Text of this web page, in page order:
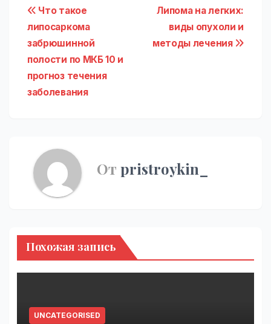
Навигация
по
записям
Липома на легких:
виды опухоли и
методы лечения
Что такое
липосаркома
забрюшинной
полости по МКБ 10 и
прогноз течения
заболевания
От pristroykin_
Похожая запись
UNCATEGORISED